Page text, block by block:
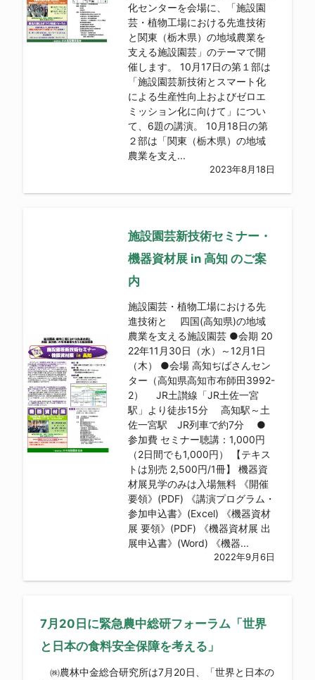
化センターを会場に、「施設園
芸・植物工場における先進技術
と関東（栃木県）の地域農業を
支える施設園芸」のテーマで開
催します。 10月17日の第１部は
「施設園芸新技術とスマート化
による生産性向上およびゼロエ
ミッション化に向けて」につい
て、6題の講演。 10月18日の第
２部は「関東（栃木県）の地域
農業を支え...
2023年8月18日
施設園芸新技術セミナー・
機器資材展 in 高知 のご案
内
施設園芸・植物工場における先
進技術と 四国(高知県)の地域
農業を支える施設園芸 ●会期 20
22年11月30日（水）～12月1日
（木） ●会場 高知ぢばさんセン
ター（高知県高知市布師田3992-
2） JR土讃線「JR土佐一宮
駅」より徒歩15分 高知駅～土
佐一宮駅 JR列車で約7分 ●
参加費 セミナー聴講：1,000円
（2日間でも1,000円） 【テキス
トは別売 2,500円/1冊】 機器資
材展見学のみは入場無料 《開催
要領》(PDF) 《講演プログラム・
参加申込書》(Excel) 《機器資材
展 要領》(PDF) 《機器資材展 出
展申込書》(Word) 《機器...
2022年9月6日
7月20日に緊急農中総研フォーラム「世界
と日本の食料安全保障を考える」
㈱農林中金総合研究所は7月20日、「世界と日本の